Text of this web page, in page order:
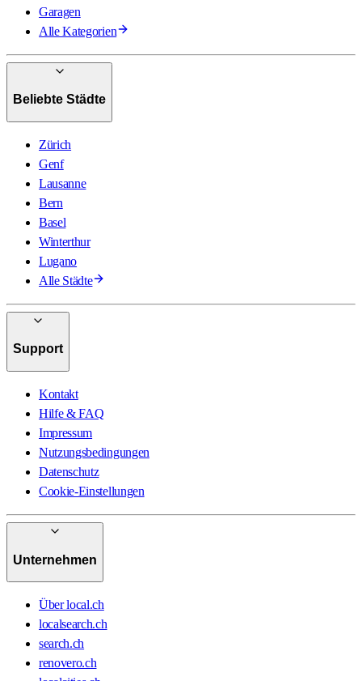
Garagen
Alle Kategorien
Beliebte Städte
Zürich
Genf
Lausanne
Bern
Basel
Winterthur
Lugano
Alle Städte
Support
Kontakt
Hilfe & FAQ
Impressum
Nutzungsbedingungen
Datenschutz
Cookie-Einstellungen
Unternehmen
Über local.ch
localsearch.ch
search.ch
renovero.ch